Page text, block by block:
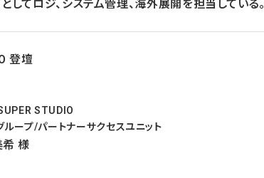
てロジ、システム管理、海外展開を担当している。
登壇
STUDIO
ープ/パートナーサクセスユニット
様